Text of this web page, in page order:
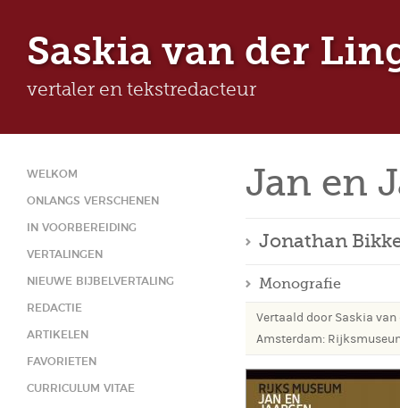
Saskia van der
vertaler en tekstredacteur
Jan en
Jonathan
Monografie
Vertaald door Saskia van
Amsterdam:
WELKOM
ONLANGS VERSCHENEN
IN VOORBEREIDING
VERTALINGEN
NIEUWE BIJBELVERTALING
REDACTIE
ARTIKELEN
FAVORIETEN
CURRICULUM VITAE